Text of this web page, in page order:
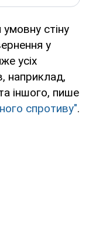
стіну
у
усіх
наприклад,
іншого, пише
спротиву".